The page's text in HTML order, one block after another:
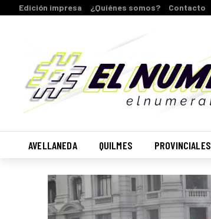
Edición impresa ¿Quiénes somos? Contacto
AVELLANEDA QUILMES PROVINCIALES